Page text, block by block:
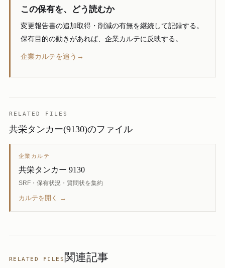
この保有を、どう読むか
変更報告書の追加取得・削減の有無を継続して記録する。
保有目的の動きがあれば、企業カルテに反映する。
企業カルテを追う→
RELATED FILES
共栄タンカー(9130)のファイル
企業カルテ
共栄タンカー 9130
SRF・保有状況・質問状を集約
カルテを開く →
RELATED FILES 関連記事